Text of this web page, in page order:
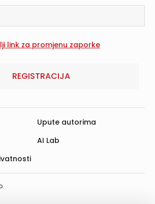
REGISTRACIJA
Upute autorima
AI Lab